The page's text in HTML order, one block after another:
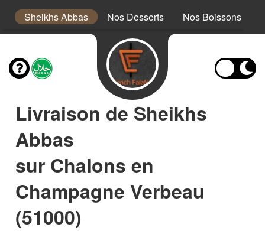
Sheikhs Abbas Nos Desserts Nos Boissons
Livraison de Sheikhs
Abbas
sur Chalons en
Champagne Verbeau
(51000)